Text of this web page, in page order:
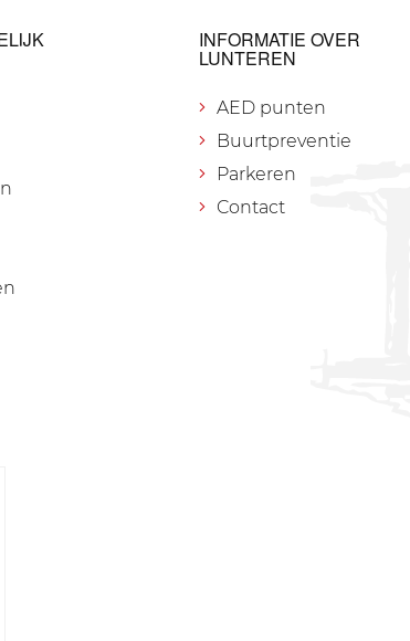
INFORMATIE OVER
LUNTEREN
AED punten
Buurtpreventie
Parkeren
Contact